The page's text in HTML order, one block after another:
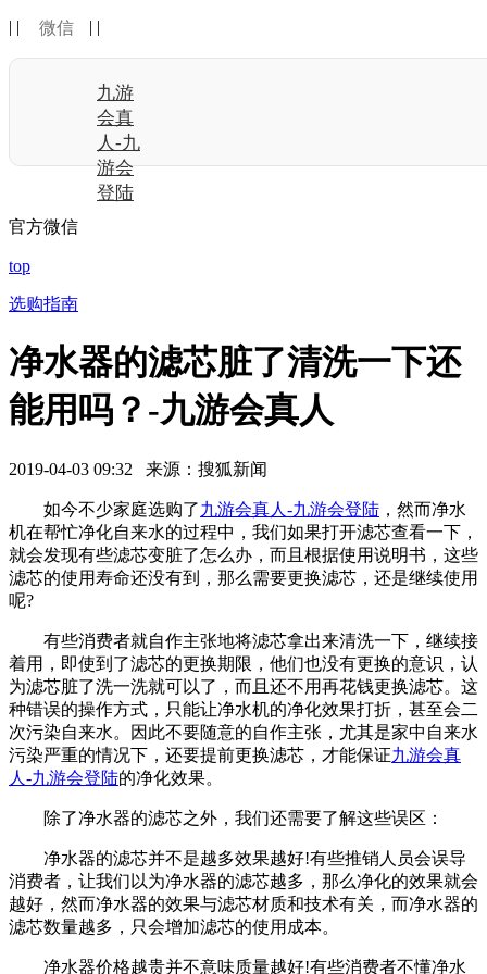
| | 微信 | |
九游
会真
人-九
游会
登陆
官方微信
top
选购指南
净水器的滤芯脏了清洗一下还
能用吗？-九游会真人
2019-04-03 09:32 来源：搜狐新闻
如今不少家庭选购了九游会真人-九游会登陆 ，然而净水
机在帮忙净化自来水的过程中，我们如果打开滤芯查看一下，
就会发现有些滤芯变脏了怎么办，而且根据使用说明书，这些
滤芯的使用寿命还没有到，那么需要更换滤芯，还是继续使用
呢?
有些消费者就自作主张地将滤芯拿出来清洗一下，继续接
着用，即使到了滤芯的更换期限，他们也没有更换的意识，认
为滤芯脏了洗一洗就可以了，而且还不用再花钱更换滤芯。这
种错误的操作方式，只能让净水机的净化效果打折，甚至会二
次污染自来水。因此不要随意的自作主张，尤其是家中自来水
污染严重的情况下，还要提前更换滤芯，才能保证九游会真
人-九游会登陆的净化效果。
除了净水器的滤芯之外，我们还需要了解这些误区：
净水器的滤芯并不是越多效果越好!有些推销人员会误导
消费者，让我们以为净水器的滤芯越多，那么净化的效果就会
越好，然而净水器的效果与滤芯材质和技术有关，而净水器的
滤芯数量越多，只会增加滤芯的使用成本。
净水器价格越贵并不意味质量越好!有些消费者不懂净水